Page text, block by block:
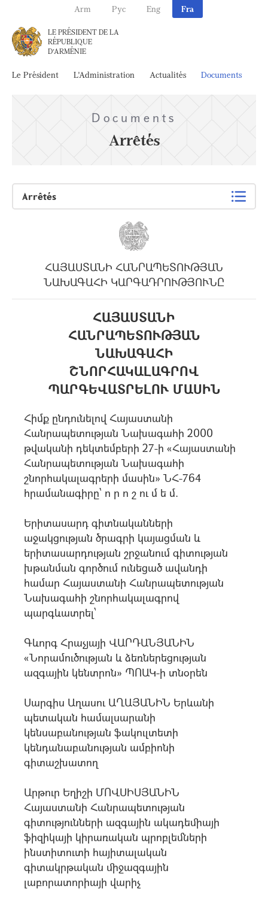
Arm Рус Eng Fra
LE PRÉSIDENT DE LA
RÉPUBLIQUE
D'ARMÉNIE
Le Président L'Administration Actualités Documents
Documents
Arrêtés
Arrêtés
ՀԱՅԱՍՏԱՆԻ ՀԱՆՐԱՊԵՏՈՒԹՅԱՆ
ՆԱԽԱԳԱՀԻ ԿԱՐԳԱԴՐՈՒԹՅՈՒՆԸ
ՀԱՅԱՍՏԱՆԻ
ՀԱՆՐԱՊԵՏՈՒԹՅԱՆ
ՆԱԽԱԳԱՀԻ
ՇՆՈՐՀԱԿԱԼԱԳՐՈՎ
ՊԱՐԳԵՎԱՏՐԵԼՈՒ ՄԱՍԻՆ
Հիմք ընդունելով Հայաստանի
Հանրապետության Նախագահի 2000
թվականի դեկտեմբերի 27-ի «Հայաստանի
Հանրապետության Նախագահի
շնորհակալագրերի մասին» ՆՀ-764
հրամանագիրը` ո ր ո շ ու մ ե մ.
Երիտասարդ գիտնականների
աջակցության ծրագրի կայացման և
երիտասարդության շրջանում գիտության
խթանման գործում ունեցած ավանդի
համար Հայաստանի Հանրապետության
Նախագահի շնորհակալագրով
պարգևատրել՝
Գևորգ Հրաչյայի ՎԱՐԴԱՆՅԱՆԻՆ
«Նորամուծության և ձեռներեցության
ազգային կենտրոն» ՊՈԱԿ-ի տնօրեն
Սարգիս Աղասու ԱՂԱՅԱՆԻՆ Երևանի
պետական համալսարանի
կենսաբանության ֆակուլտետի
կենդանաբանության ամբիոնի
գիտաշխատող
Արթուր Եղիշի ՄՈՎՍԻՍՅԱՆԻՆ
Հայաստանի Հանրապետության
գիտությունների ազգային ակադեմիայի
ֆիզիկայի կիրառական պրոբլեմների
ինստիտուտի հայիտալական
գիտակրթական միջազգային
լաբորատորիայի վարիչ